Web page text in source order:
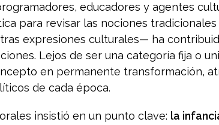
educadores y agentes
para revisar las nociones
expresiones culturales— ha
Lejos de ser una categoría fija o
en permanente transformación,
de cada época.
insistió en un punto clave: la